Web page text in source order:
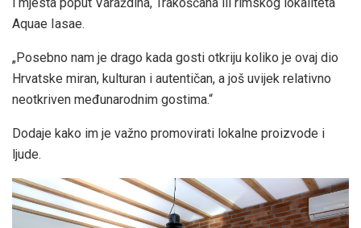
Aquae Iasae.
„Posebno nam je drago kada gosti otkriju koliko je ovaj dio
Hrvatske miran, kulturan i autentičan, a još uvijek relativno
neotkriven međunarodnim gostima.“
Dodaje kako im je važno promovirati lokalne proizvode i
ljude.